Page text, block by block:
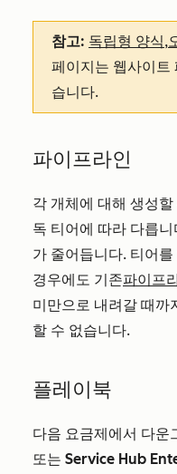
참고: 독립형 양식,
페이지는 웹사이트
습니다.
파이프라인
각 개체에 대해 생성
독 티어에 따라 다릅
가 줄어듭니다. 티어
경우에도 기존파이프
미만으로 내려갈 때까
할 수 없습니다.
플레이북
다음 요금제에서 다운
또는 Service Hub